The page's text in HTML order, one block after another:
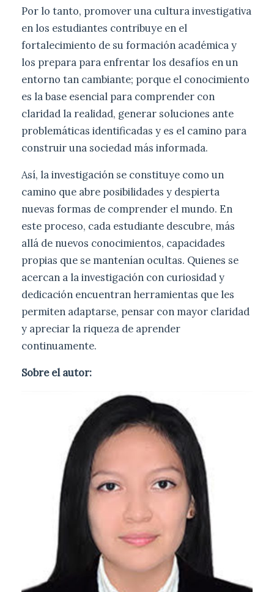
Por lo tanto, promover una cultura investigativa
en los estudiantes contribuye en el
fortalecimiento de su formación académica y
los prepara para enfrentar los desafíos en un
entorno tan cambiante; porque el conocimiento
es la base esencial para comprender con
claridad la realidad, generar soluciones ante
problemáticas identificadas y es el camino para
construir una sociedad más informada.
Así, la investigación se constituye como un
camino que abre posibilidades y despierta
nuevas formas de comprender el mundo. En
este proceso, cada estudiante descubre, más
allá de nuevos conocimientos, capacidades
propias que se mantenían ocultas. Quienes se
acercan a la investigación con curiosidad y
dedicación encuentran herramientas que les
permiten adaptarse, pensar con mayor claridad
y apreciar la riqueza de aprender
continuamente.
Sobre el autor: